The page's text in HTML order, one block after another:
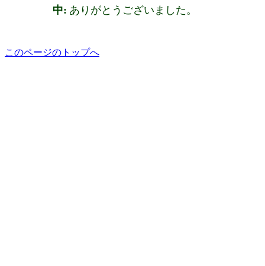
中: ありがとうございました。
このページのトップへ